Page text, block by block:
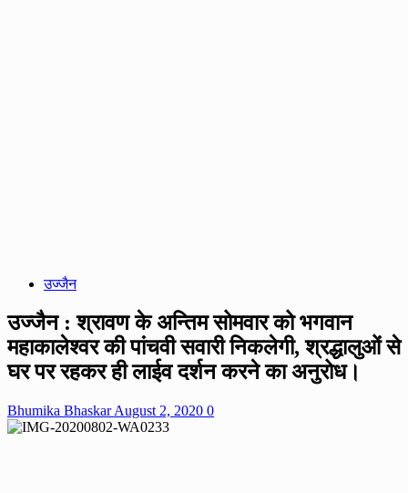
उज्जैन
उज्जैन : श्रावण के अन्तिम सोमवार को भगवान
महाकालेश्वर की पांचवी सवारी निकलेगी, श्रद्धालुओं से
घर पर रहकर ही लाईव दर्शन करने का अनुरोध।
Bhumika BhaskarAugust 2, 2020 0